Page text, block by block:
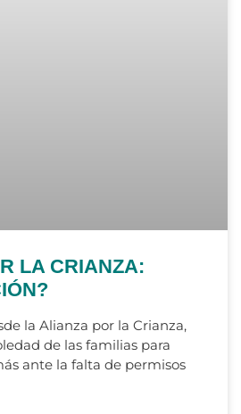
LA CRIANZA:
la Alianza por la Crianza,
de las familias para
ante la falta de permisos